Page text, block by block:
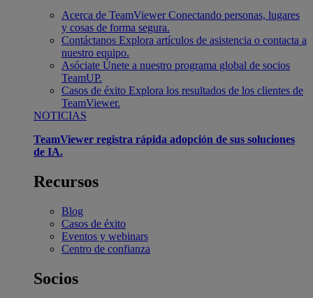
Acerca de TeamViewer Conectando personas, lugares
y cosas de forma segura.
Contáctanos Explora artículos de asistencia o contacta a
nuestro equipo.
Asóciate Únete a nuestro programa global de socios
TeamUP.
Casos de éxito Explora los resultados de los clientes de
TeamViewer.
NOTICIAS
TeamViewer registra rápida adopción de sus soluciones
de IA.
Recursos
Blog
Casos de éxito
Eventos y webinars
Centro de confianza
Socios